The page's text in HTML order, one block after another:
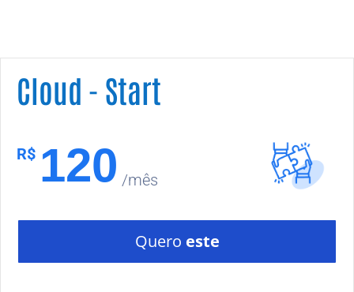
Cloud - Start
R$ 120 /mês
Quero este